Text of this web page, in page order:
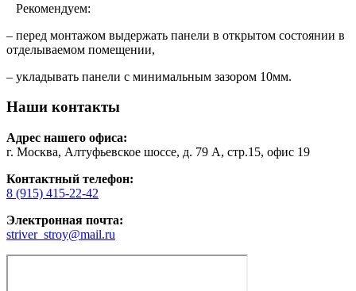
Рекомендуем:
– перед монтажом выдержать панели в открытом состоянии в
отделываемом помещении,
– укладывать панели с минимальным зазором 10мм.
Наши контакты
Адрес нашего офиса:
г. Москва, Алтуфьевское шоссе, д. 79 А, стр.15, офис 19
Контактный телефон:
8 (915) 415-22-42
Электронная почта:
striver_stroy@mail.ru